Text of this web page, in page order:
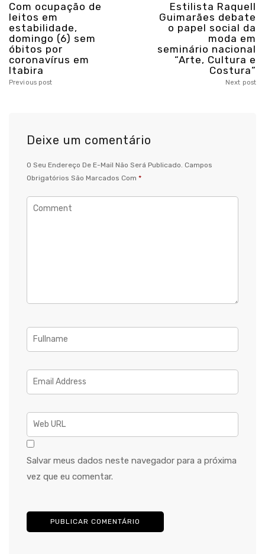
Com ocupação de
leitos em
estabilidade,
domingo (6) sem
óbitos por
coronavírus em
Itabira
Previous post
Estilista Raquell
Guimarães debate
o papel social da
moda em
seminário nacional
“Arte, Cultura e
Costura”
Next post
Deixe um comentário
O Seu Endereço De E-Mail Não Será Publicado. Campos
Obrigatórios São Marcados Com *
Salvar meus dados neste navegador para a próxima
vez que eu comentar.